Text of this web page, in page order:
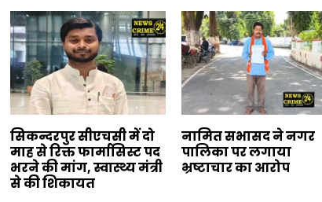
सिकन्दरपुर सीएचसी में दो
माह से रिक्त फार्मासिस्ट पद
भरने की मांग, स्वास्थ्य मंत्री
से की शिकायत
नामित सभासद ने नगर
पालिका पर लगाया
भ्रष्टाचार का आरोप